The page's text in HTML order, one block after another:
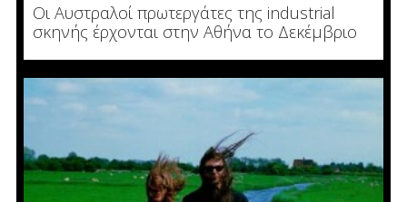
Οι Αυστραλοί πρωτεργάτες της industrial
σκηνής έρχονται στην Αθήνα το Δεκέμβριο